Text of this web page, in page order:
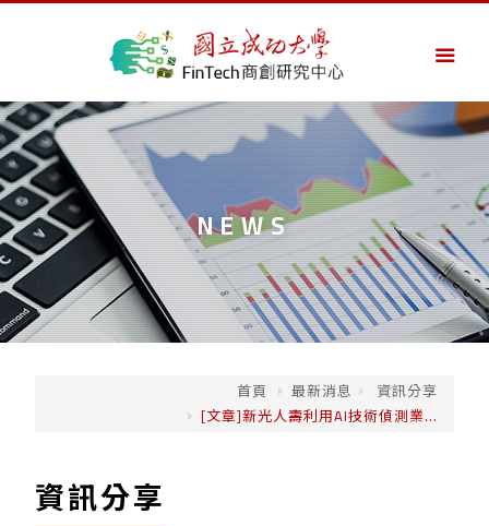
NEWS
首頁 最新消息
資訊分享
[文章]新光人壽利用AI技術偵測業...
資訊分享